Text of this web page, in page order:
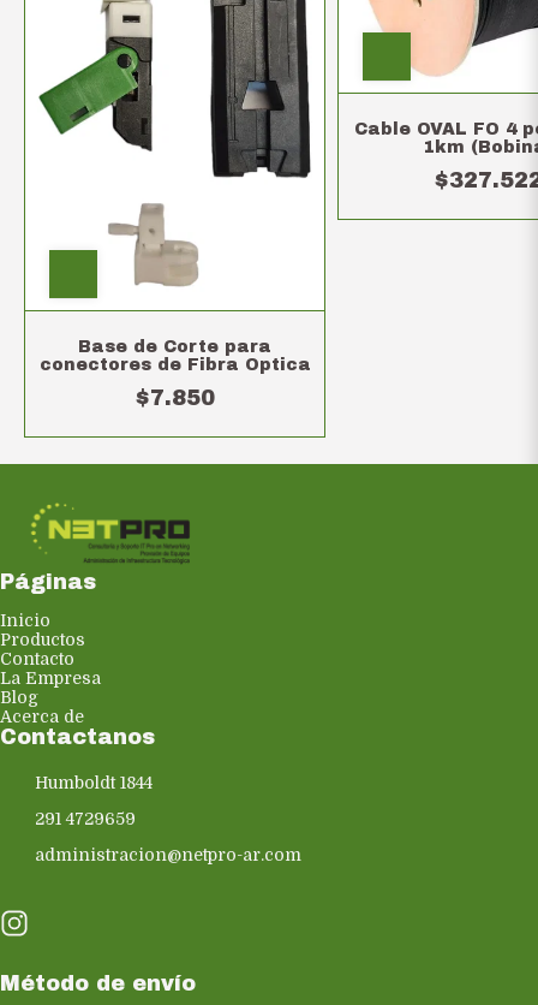
Base de Corte para
conectores de Fibra Optica
$7.850
Cable OVAL FO 4
1km
Páginas
Inicio
Productos
Contacto
La Empresa
Blog
Acerca de
Contactanos
Humboldt 1844
291 4729659
administracion@netpro-ar.com
Método de envío